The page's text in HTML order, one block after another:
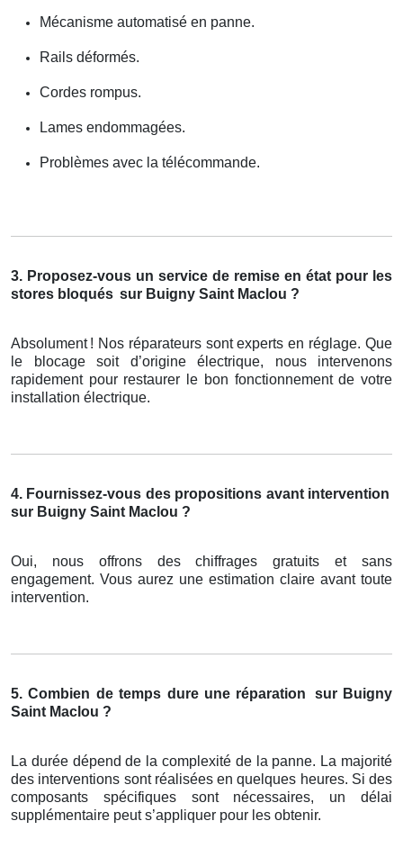
Mécanisme automatisé en panne.
Rails déformés.
Cordes rompus.
Lames endommagées.
Problèmes avec la télécommande.
3. Proposez-vous un service de remise en état pour les
stores bloqués sur Buigny Saint Maclou ?
Absolument ! Nos réparateurs sont experts en réglage. Que
le blocage soit d’origine é lectrique, nous intervenons
rapidement pour restaurer le bon fonctionnement de votre
installation é lectrique.
4. Fournissez-vous des propositions avant intervention
sur Buigny Saint Maclou ?
Oui, nous offrons des chiffrages gratuits et sans
engagement. Vous aurez une estimation claire avant toute
intervention.
5. Combien de temps dure une réparation
sur Buigny
Saint Maclou ?
La durée dépend de la complexité de la panne. La majorité
des interventions sont réalisées en quelques heures. Si des
composants spécifiques sont nécessaires, un délai
supplémentaire peut s’appliquer pour les obtenir.